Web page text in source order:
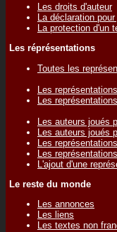
Les droits d'auteur
La déclaration
La protection d'un
Les réprésentations
Toutes les
Les
Les
Les auteurs joués
Les auteurs joués
Les
Les
L'ajout d'une
Le reste du monde
Les annonces
Les liens
Les textes non